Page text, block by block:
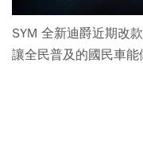
SYM 全新迪爵近期改
讓全民普及的國民車